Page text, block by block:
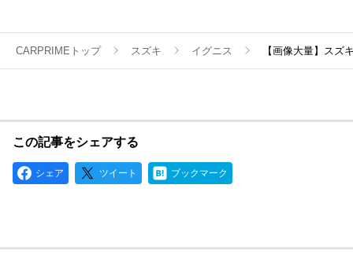
CARPRIMEトップ スズキ イグニス 【画像大量】スズ
この記事をシェアする
シェア ツイート ブックマーク